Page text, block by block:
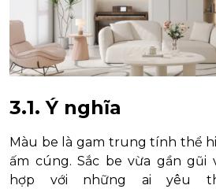
3.1. Ý nghĩa
Màu be là gam trung tính thể
ấm cúng. Sắc be vừa gần gũi
hợp với những ai yêu